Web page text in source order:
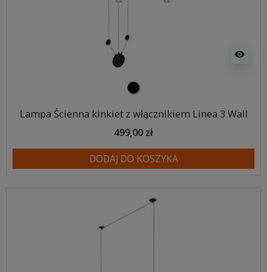
visibility
czarny
Lampa Ścienna kinkiet z włącznikiem Linea 3 Wall
499,00 zł
DODAJ DO KOSZYKA